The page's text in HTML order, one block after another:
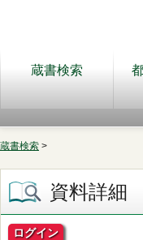
蔵書検索
蔵書検索 >
資料詳細
ログイン